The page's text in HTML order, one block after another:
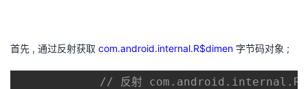
首先 , 通过反射获取 com.android.internal.R$dimen 字节码对象 ;
// 反射